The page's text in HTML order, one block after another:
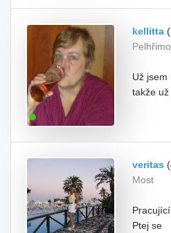
kellitta
Už jsem
takže už
veritas
Most
Ptej se